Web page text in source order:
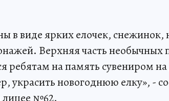
в виде ярких елочек, снежинок,
Верхняя часть необычных
ребятам на память сувениром
украсить новогоднюю елку», -
лицее №62.